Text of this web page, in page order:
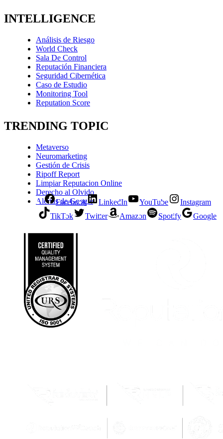
INTELLIGENCE
Análisis de Riesgo
World Check
Sala De Control
Reputación Financiera
Seguridad Cibernética
Caso de Estudio
Monitoring Tool
Reputation Score
TRENDING TOPIC
Metaverso
Neuromarketing
Gestión de Crisis
Ripoff Report
Limpiar Reputacion Online
Derecho al Olvido
Alertas de Google
Facebook LinkedIn YouTube
Instagram
TikTok
Twitter Amazon Spotify Google